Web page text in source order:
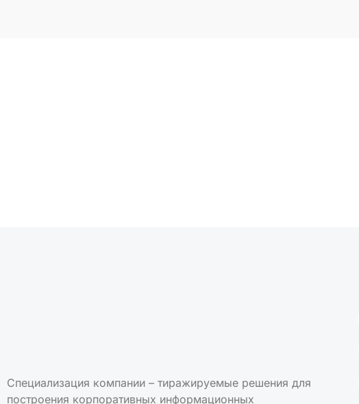
Специализация компании – тиражируемые решения для
построения корпоративных информационных